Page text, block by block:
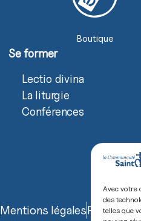
Avec votre
des
telles que
Boutique
Se former
Lectio divina
La liturgie
Conférences
Mentions légalesPolitique